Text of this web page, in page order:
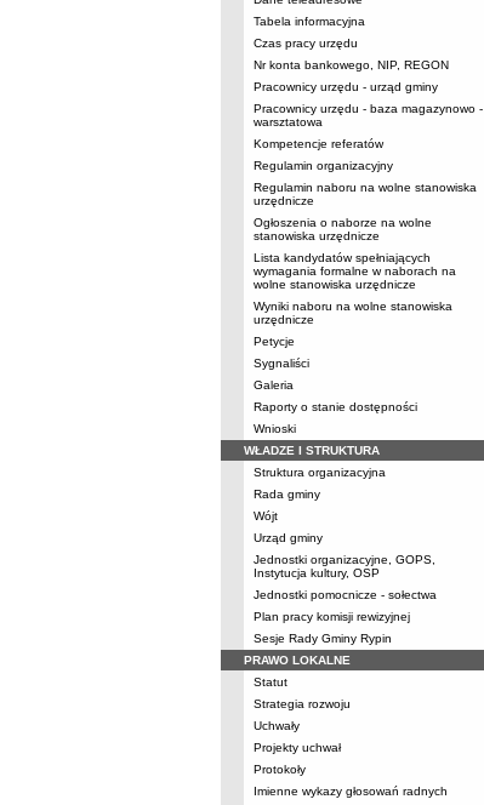
Tabela informacyjna
Czas pracy urzędu
Nr konta bankowego, NIP, REGON
Pracownicy urzędu - urząd gminy
Pracownicy urzędu - baza magazynowo -
warsztatowa
Kompetencje referatów
Regulamin organizacyjny
Regulamin naboru na wolne stanowiska
urzędnicze
Ogłoszenia o naborze na wolne
stanowiska urzędnicze
Lista kandydatów spełniających
wymagania formalne w naborach na
wolne stanowiska urzędnicze
Wyniki naboru na wolne stanowiska
urzędnicze
Petycje
Sygnaliści
Galeria
Raporty o stanie dostępności
Wnioski
WŁADZE I STRUKTURA
Struktura organizacyjna
Rada gminy
Wójt
Urząd gminy
Jednostki organizacyjne, GOPS,
Instytucja kultury, OSP
Jednostki pomocnicze - sołectwa
Plan pracy komisji rewizyjnej
Sesje Rady Gminy Rypin
PRAWO LOKALNE
Statut
Strategia rozwoju
Uchwały
Projekty uchwał
Protokoły
Imienne wykazy głosowań radnych